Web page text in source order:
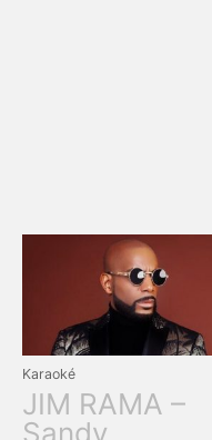
Karaoké
JIM RAMA –